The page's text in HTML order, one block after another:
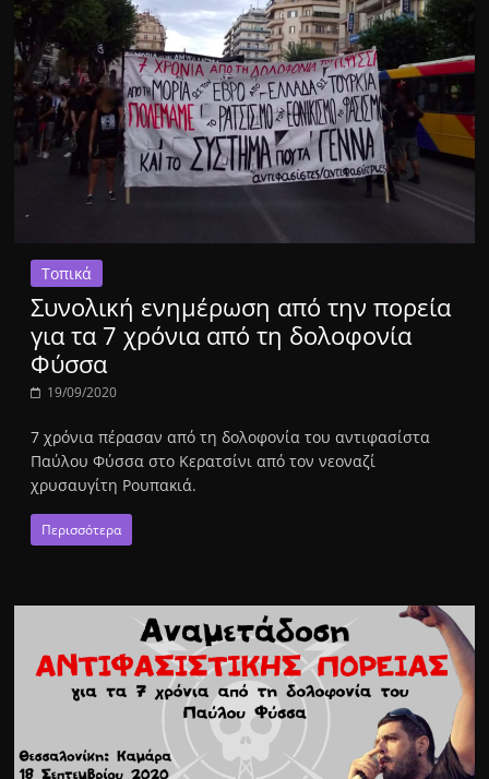
Τοπικά
Συνολική ενημέρωση από την πορεία
για τα 7 χρόνια από τη δολοφονία
Φύσσα
19/09/2020
7 χρόνια πέρασαν από τη δολοφονία του αντιφασίστα
Παύλου Φύσσα στο Κερατσίνι από τον νεοναζί
χρυσαυγίτη Ρουπακιά.
Περισσότερα